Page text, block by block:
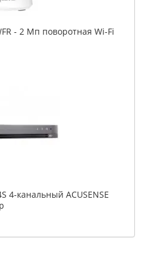
- 2 Мп поворотная Wi-Fi
4-канальный ACUSENSE